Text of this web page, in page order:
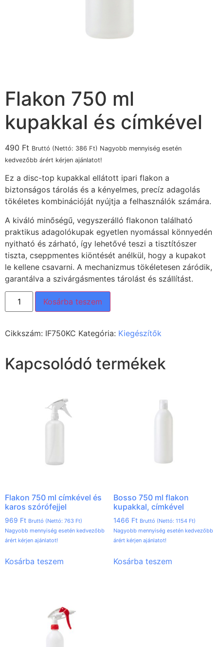
Flakon 750 ml
kupakkal és címkével
490 Ft Bruttó (Nettó: 386 Ft) Nagyobb mennyiség esetén
kedvezőbb árért kérjen ajánlatot!
Ez a disc-top kupakkal ellátott ipari flakon a
biztonságos tárolás és a kényelmes, precíz adagolás
tökéletes kombinációját nyújtja a felhasználók számára.
A kiváló minőségű, vegyszerálló flakonon található
praktikus adagolókupak egyetlen nyomással könnyedén
nyitható és zárható, így lehetővé teszi a tisztítószer
tiszta, cseppmentes kiöntését anélkül, hogy a kupakot
le kellene csavarni. A mechanizmus tökéletesen záródik,
garantálva a szivárgásmentes tárolást és szállítást.
Kosárba teszem
Cikkszám: IF750KC Kategória: Kiegészítők
Kapcsolódó termékek
Flakon 750 ml címkével és
karos szórófejjel
969 Ft Bruttó (Nettó: 763 Ft)
Nagyobb mennyiség esetén kedvezőbb
árért kérjen ajánlatot!
Kosárba teszem
Bosso 750 ml flakon
kupakkal, címkével
1466 Ft Bruttó (Nettó: 1154 Ft)
Nagyobb mennyiség esetén kedvezőbb
árért kérjen ajánlatot!
Kosárba teszem